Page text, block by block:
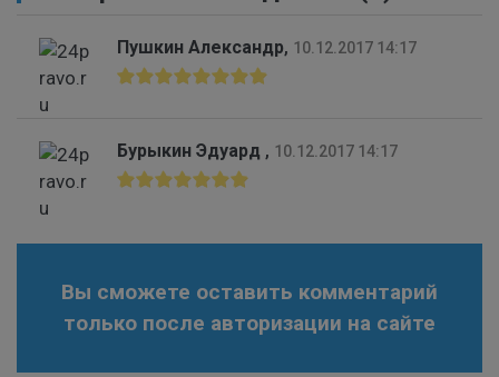
Пушкин Александр, 10.12.2017 14:17
Бурыкин Эдуард , 10.12.2017 14:17
Вы сможете оставить комментарий
только после авторизации на сайте